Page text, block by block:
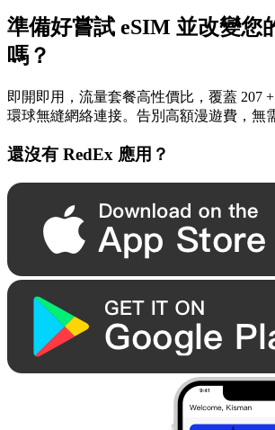
準備好嘗試 eSIM 並改變您
嗎？
即開即用，流量套餐高性價比，覆蓋 207
環球無縫網絡連接。告別高額漫遊費，無
還沒有 RedEx 應用？